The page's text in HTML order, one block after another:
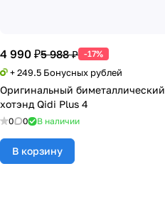
4 990 ₽5 988 ₽ -17%
+ 249.5 Бонусных рублей
Оригинальный биметаллический
хотэнд Qidi Plus 4
0 0 В наличии
В корзину